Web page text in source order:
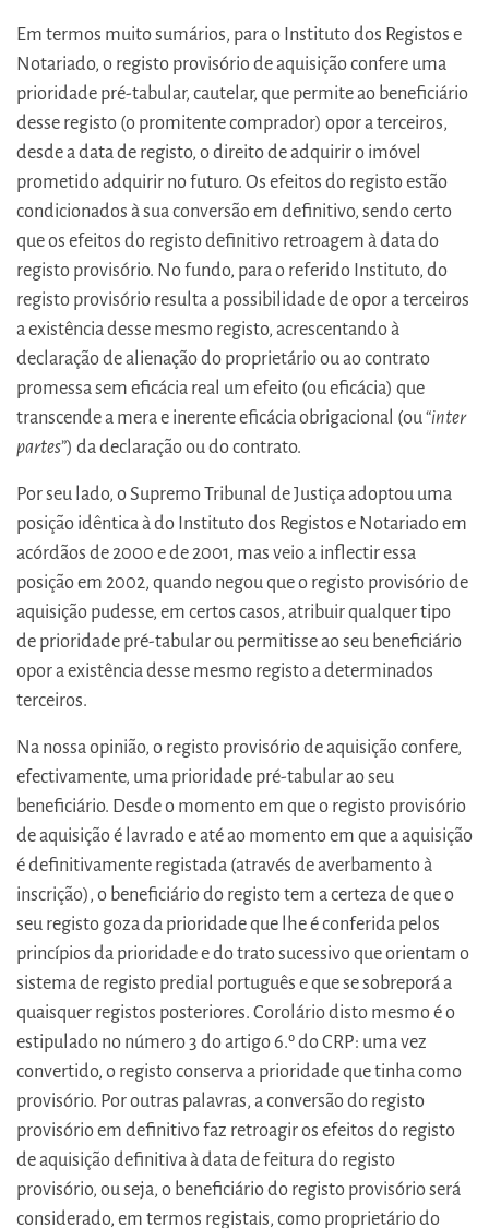
Em termos muito sumários, para o Instituto dos Registos e
Notariado, o registo provisório de aquisição confere uma
prioridade pré-tabular, cautelar, que permite ao beneficiário
desse registo (o promitente comprador) opor a terceiros,
desde a data de registo, o direito de adquirir o imóvel
prometido adquirir no futuro. Os efeitos do registo estão
condicionados à sua conversão em definitivo, sendo certo
que os efeitos do registo definitivo retroagem à data do
registo provisório. No fundo, para o referido Instituto, do
registo provisório resulta a possibilidade de opor a terceiros
a existência desse mesmo registo, acrescentando à
declaração de alienação do proprietário ou ao contrato
promessa sem eficácia real um efeito (ou eficácia) que
transcende a mera e inerente eficácia obrigacional (ou “inter
partes”) da declaração ou do contrato.
Por seu lado, o Supremo Tribunal de Justiça adoptou uma
posição idêntica à do Instituto dos Registos e Notariado em
acórdãos de 2000 e de 2001, mas veio a inflectir essa
posição em 2002, quando negou que o registo provisório de
aquisição pudesse, em certos casos, atribuir qualquer tipo
de prioridade pré-tabular ou permitisse ao seu beneficiário
opor a existência desse mesmo registo a determinados
terceiros.
Na nossa opinião, o registo provisório de aquisição confere,
efectivamente, uma prioridade pré-tabular ao seu
beneficiário. Desde o momento em que o registo provisório
de aquisição é lavrado e até ao momento em que a aquisição
é definitivamente registada (através de averbamento à
inscrição), o beneficiário do registo tem a certeza de que o
seu registo goza da prioridade que lhe é conferida pelos
princípios da prioridade e do trato sucessivo que orientam o
sistema de registo predial português e que se sobreporá a
quaisquer registos posteriores. Corolário disto mesmo é o
estipulado no número 3 do artigo 6.º do CRP: uma vez
convertido, o registo conserva a prioridade que tinha como
provisório. Por outras palavras, a conversão do registo
provisório em definitivo faz retroagir os efeitos do registo
de aquisição definitiva à data de feitura do registo
provisório, ou seja, o beneficiário do registo provisório será
considerado, em termos registais, como proprietário do